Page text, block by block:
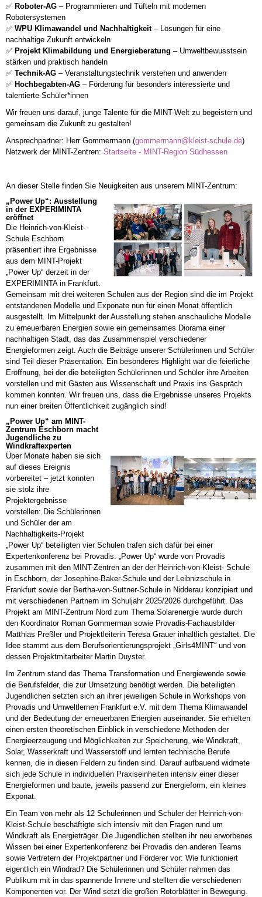
✅ Roboter-AG – Programmieren und Tüfteln mit modernen
Robotersystemen
✅ WPU Klimawandel und Nachhaltigkeit– Lösungen für eine
nachhaltige Zukunft entwickeln
✅ Projekt Klimabildung und Energieberatung – Umweltbewusstsein
stärken und praktisch handeln
✅ Technik-AG – Veranstaltungstechnik verstehen und anwenden
✅ Hochbegabten-AG – Förderung für besonders interessierte und
talentierte Schüler*innen
Wir freuen uns darauf, junge Talente für die MINT-Welt zu begeistern und
gemeinsam die Zukunft zu gestalten!
Ansprechpartner: Herr Gommermann (gommermann@kleist-schule.de)
Netzwerk der MINT-Zentren: Startseite - MINT-Region Südhessen
An dieser Stelle finden Sie Neuigkeiten aus unserem MINT-Zentrum:
„Power Up“: Ausstellung
in der EXPERIMINTA
eröffnet
Die Heinrich-von-Kleist-
Schule Eschborn
präsentiert ihre Ergebnisse
aus dem MINT-Projekt
„Power Up“ derzeit in der
EXPERIMINTA in Frankfurt.
Gemeinsam mit drei weiteren Schulen aus der Region sind die im Projekt
entstandenen Modelle und Exponate nun für einen Monat öffentlich
ausgestellt. Im Mittelpunkt der Ausstellung stehen anschauliche Modelle
zu erneuerbaren Energien sowie ein gemeinsames Diorama einer
nachhaltigen Stadt, das das Zusammenspiel verschiedener
Energieformen zeigt. Auch die Beiträge unserer Schülerinnen und Schüler
sind Teil dieser Präsentation. Ein besonderes Highlight war die feierliche
Eröffnung, bei der die beteiligten Schülerinnen und Schüler ihre Arbeiten
vorstellen und mit Gästen aus Wissenschaft und Praxis ins Gespräch
kommen konnten. Wir freuen uns, dass die Ergebnisse unseres Projekts
nun einer breiten Öffentlichkeit zugänglich sind!
„Power Up“ am MINT-
Zentrum Eschborn macht
Jugendliche zu
Windkraftexperten
Über Monate haben sie sich
auf dieses Ereignis
vorbereitet – jetzt konnten
sie stolz ihre
Projektergebnisse
vorstellen: Die Schülerinnen
und Schüler der am
Nachhaltigkeits-Projekt
„Power Up“ beteiligten vier Schulen trafen sich dafür bei einer
Expertenkonferenz bei Provadis. „Power Up“ wurde von Provadis
zusammen mit den MINT-Zentren an der der Heinrich-von-Kleist- Schule
in Eschborn, der Josephine-Baker-Schule und der Leibnizschule in
Frankfurt sowie der Bertha-von-Suttner-Schule in Nidderau konzipiert und
mit verschiedenen Partnern im Schuljahr 2025/2026 durchgeführt. Das
Projekt am MINT-Zentrum Nord zum Thema Solarenergie wurde durch
den Koordinator Roman Gommerman sowie Provadis-Fachausbilder
Matthias Preßler und Projektleiterin Teresa Grauer inhaltlich gestaltet. Die
Idee stammt aus dem Berufsorientierungsprojekt „Girls4MINT“ und von
dessen Projektmitarbeiter Martin Duyster.
Im Zentrum stand das Thema Transformation und Energiewende sowie
die Berufsfelder, die zur Umsetzung benötigt werden. Die beteiligten
Jugendlichen setzten sich an ihrer jeweiligen Schule in Workshops von
Provadis und Umweltlernen Frankfurt e.V. mit dem Thema Klimawandel
und der Bedeutung der erneuerbaren Energien auseinander. Sie erhielten
einen ersten theoretischen Einblick in verschiedene Methoden der
Energieerzeugung und Möglichkeiten zur Speicherung, wie Windkraft,
Solar, Wasserkraft und Wasserstoff und lernten technische Berufe
kennen, die in diesen Feldern zu finden sind. Darauf aufbauend widmete
sich jede Schule in individuellen Praxiseinheiten intensiv einer dieser
Energieformen und baute, jeweils passend zur Energieform, ein kleines
Exponat.
Ein Team von mehr als 12 Schülerinnen und Schüler der Heinrich-von-
Kleist-Schule beschäftigte sich intensiv mit den Fragen rund um
Windkraft als Energieträger. Die Jugendlichen stellten ihr neu erworbenes
Wissen bei einer Expertenkonferenz bei Provadis den anderen Teams
sowie Vertretern der Projektpartner und Förderer vor: Wie funktioniert
eigentlich ein Windrad? Die Schülerinnen und Schüler nahmen das
Publikum mit in das spannende Innere und stellten die verschiedenen
Komponenten vor. Der Wind setzt die großen Rotorblätter in Bewegung.